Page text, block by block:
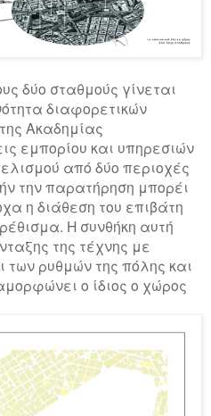
δύο σταθμούς γίνεται
διαφορετικών
Ακαδημίας
εμπορίου και υπηρεσιών
από δύο περιοχές
την παρατήρηση μπορέι
η διάθεση του επιβάτη
Η συνθήκη αυτή
της τέχνης με
των ρυθμών της πόλης και
ο ίδιος ο χώρος